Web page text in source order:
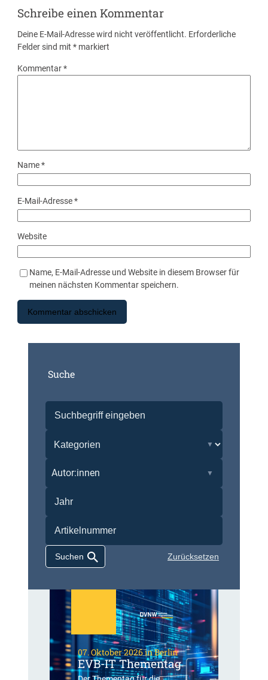
Schreibe einen Kommentar
Deine E-Mail-Adresse wird nicht veröffentlicht. Erforderliche
Felder sind mit* markiert
Kommentar*
Name*
E-Mail-Adresse*
Website
Name, E-Mail-Adresse und Website in diesem Browser für
meinen nächsten Kommentar speichern.
Suche
Autor:innen
Zurücksetzen
07. Oktober 2026 in Berlin
EVB-IT Thementag